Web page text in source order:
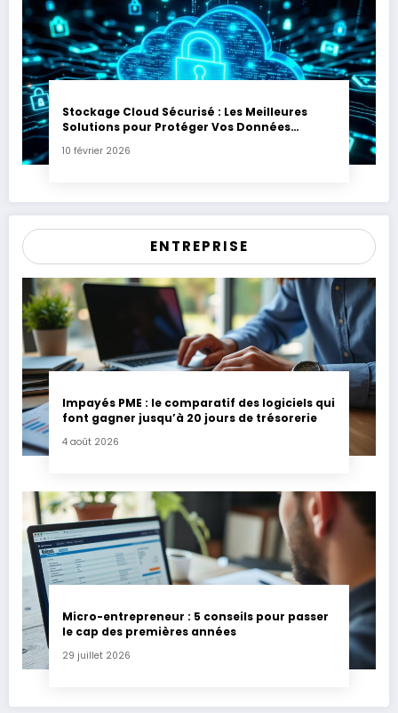
Stockage Cloud Sécurisé : Les Meilleures
Solutions pour Protéger Vos Données
10 février 2026
ENTREPRISE
Impayés PME : le comparatif des logiciels qui
font gagner jusqu’à 20 jours de trésorerie
4 août 2026
Micro-entrepreneur : 5 conseils pour passer
le cap des premières années
29 juillet 2026